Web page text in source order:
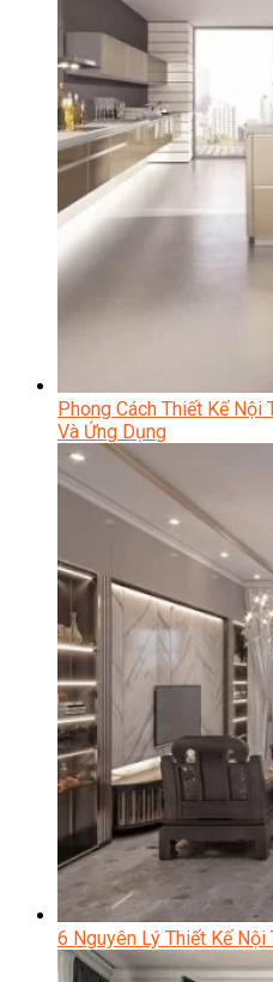
Phong Cách Thiết Kế
Và Ứng Dụng
6 Nguyên Lý Thiết Kế